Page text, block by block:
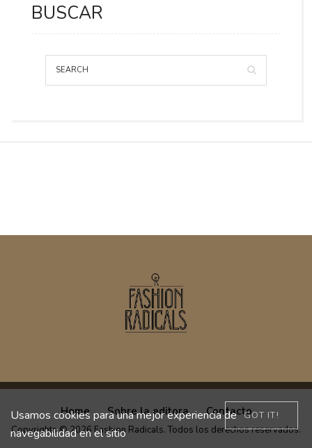
BUSCAR
Home Sobre la editora Contacto
Copyrights © 2026 Fashion Radicals. Todos los derechos reservados.
GOT IT!
Usamos cookies para una mejor experiencia de
navegabilidad en el sitio